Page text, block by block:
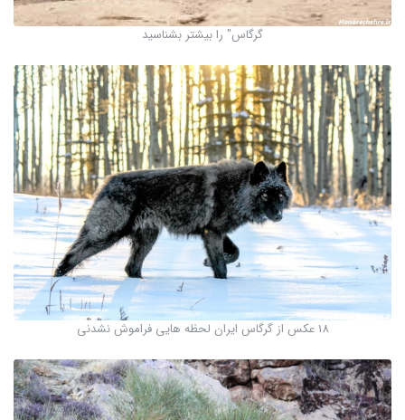
گرگاس" را بیشتر بشناسید
18 عکس از گرگاس ایران لحظه هایی فراموش نشدنی